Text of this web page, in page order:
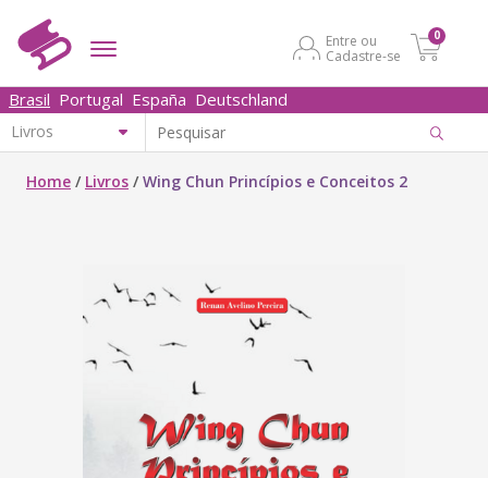
Entre ou
Cadastre-se
0
Brasil Portugal España Deutschland
Home / Livros /Wing Chun Princípios e Conceitos 2